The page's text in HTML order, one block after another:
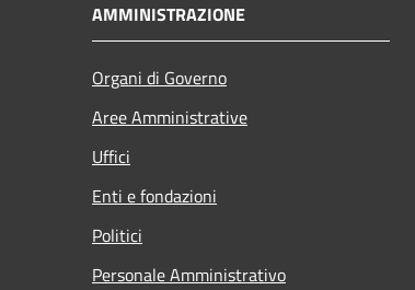
AMMINISTRAZIONE
Organi di Governo
Aree Amministrative
Uffici
Enti e fondazioni
Politici
Personale Amministrativo